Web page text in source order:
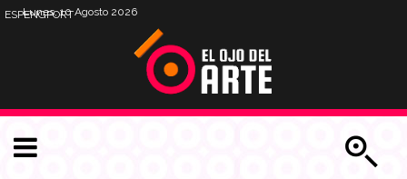
Lunes, 10 Agosto 2026
ESPENGPORT